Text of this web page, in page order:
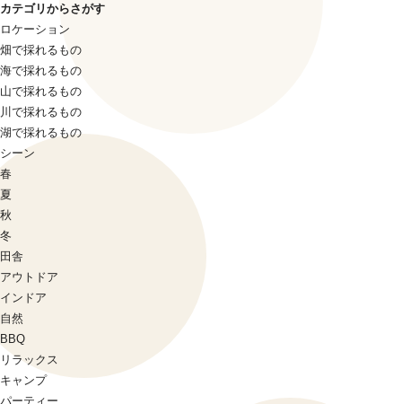
カテゴリからさがす
ロケーション
畑で採れるもの
海で採れるもの
山で採れるもの
川で採れるもの
湖で採れるもの
シーン
春
夏
秋
冬
田舎
アウトドア
インドア
自然
BBQ
リラックス
キャンプ
パーティー